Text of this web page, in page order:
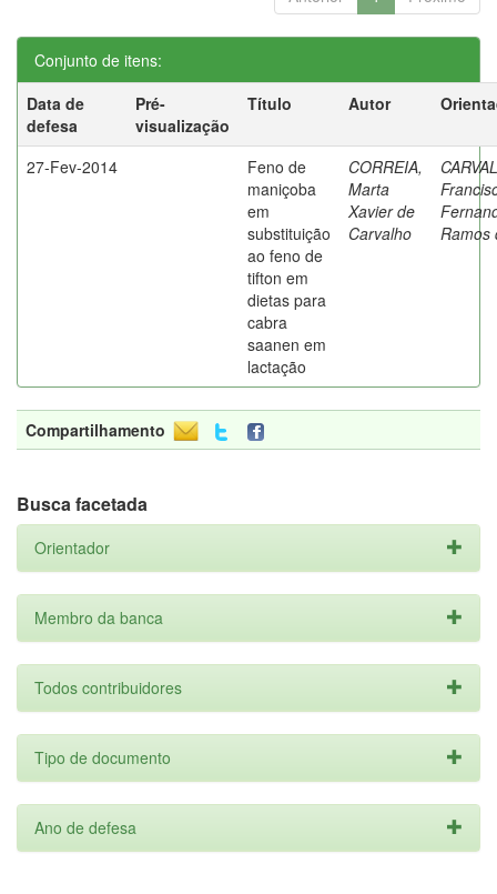
Conjunto de itens:
Data de
defesa
Pré-
visualização
Título Autor
27-Fev-2014
Feno de
maniçoba
em
substituição
ao feno de
tifton em
dietas para
cabra
saanen em
lactação
CORREIA,
Marta
Xavier de
Carvalho
Ramos
Compartilhamento
Busca facetada
Orientador
Membro da banca
Todos contribuidores
Tipo de documento
Ano de defesa